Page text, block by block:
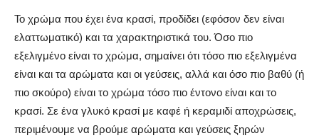
Το χρώμα που έχει ένα κρασί, προδίδει (εφόσον δεν είναι
ελαττωματικό) και τα χαρακτηριστικά του. Όσο πιο
εξελιγμένο είναι το χρώμα, σημαίνει ότι τόσο πιο εξελιγμένα
είναι και τα αρώματα και οι γεύσεις, αλλά και όσο πιο βαθύ (ή
πιο σκούρο) είναι το χρώμα τόσο πιο έντονο είναι και το
κρασί. Σε ένα γλυκό κρασί με καφέ ή κεραμιδί αποχρώσεις,
περιμένουμε να βρούμε αρώματα και γεύσεις ξηρών